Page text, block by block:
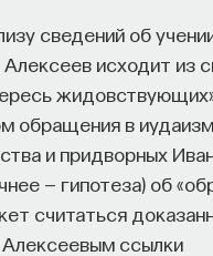
сведений об
Алексеев исходит из
обращения в
и придворных
— гипотеза) об
считаться
ссылки